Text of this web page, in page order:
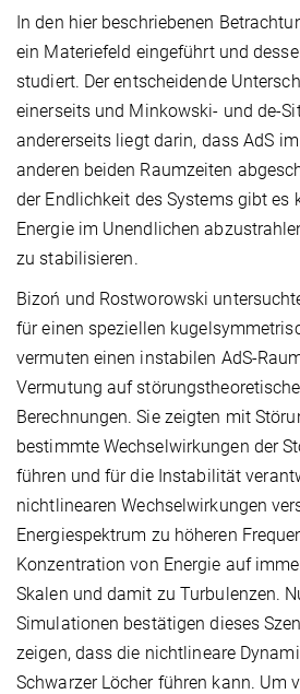
In den hier beschriebenen
ein Materiefeld eingeführt und
studiert. Der entscheidende
einerseits und Minkowski- und de-
andererseits liegt darin, dass AdS
anderen beiden Raumzeiten
der Endlichkeit des Systems gibt es
Energie im Unendlichen
zu stabilisieren.
Bizoń und Rostworowski
für einen speziellen
vermuten einen instabilen AdS-
Vermutung auf
Berechnungen. Sie zeigten mit
bestimmte Wechselwirkungen der
führen und für die Instabilität
nichtlinearen Wechselwirkungen
Energiespektrum zu höheren
Konzentration von Energie auf
Skalen und damit zu Turbulenzen.
Simulationen bestätigen dieses
zeigen, dass die nichtlineare
Schwarzer Löcher führen kann. Um